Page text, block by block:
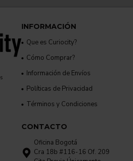
INFORMACIÓN
Que es Curiocity?
Cómo Comprar?
Información de Envíos
Políticas de Privacidad
Términos y Condiciones
CONTACTO
Oficina Bogotá
Cra 18b #116-16 Of. 209